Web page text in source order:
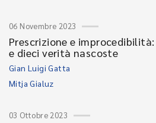
06 Novembre 2023
Prescrizione e
e dieci verità nascoste
Gian Luigi Gatta
Mitja Gialuz
03 Ottobre 2023